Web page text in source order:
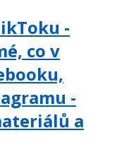
-
co v
-
a